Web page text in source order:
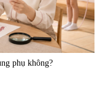
phụ không?